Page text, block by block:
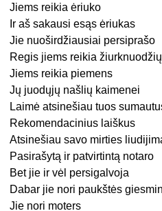
Jiems reikia ėriuko
Ir aš sakausi esąs ėriukas
Jie nuoširdžiausiai persiprašo
Regis jiems reikia žiurknuodžių
Jiems reikia piemens
Jų juodųjų našlių kaimenei
Laimė atsinešiau tuos
Rekomendacinius laiškus
Atsinešiau savo mirties
Pasirašytą ir patvirtintą notaro
Bet jie ir vėl persigalvoja
Dabar jie nori paukštės
Jie nori moters